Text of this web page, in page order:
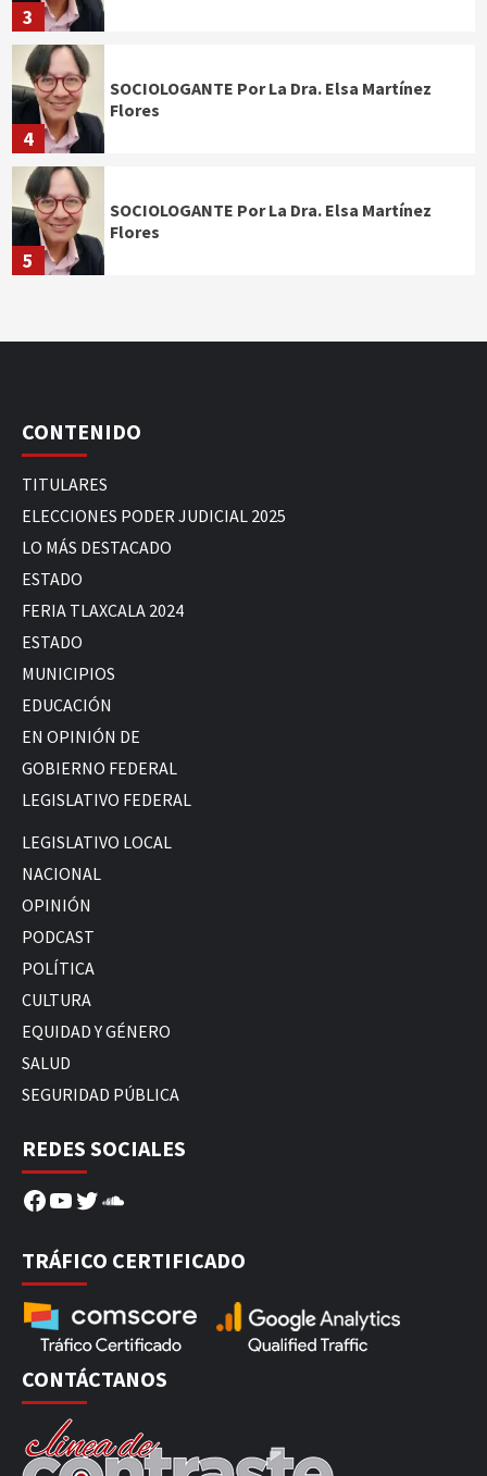
3
4
SOCIOLOGANTE Por La Dra. Elsa Martínez
Flores
5
SOCIOLOGANTE Por La Dra. Elsa Martínez
Flores
CONTENIDO
TITULARES
ELECCIONES PODER JUDICIAL 2025
LO MÁS DESTACADO
ESTADO
FERIA TLAXCALA 2024
ESTADO
MUNICIPIOS
EDUCACIÓN
EN OPINIÓN DE
GOBIERNO FEDERAL
LEGISLATIVO FEDERAL
LEGISLATIVO LOCAL
NACIONAL
OPINIÓN
PODCAST
POLÍTICA
CULTURA
EQUIDAD Y GÉNERO
SALUD
SEGURIDAD PÚBLICA
REDES SOCIALES
Facebook
YouTube
Twitter
SoundCloud
TRÁFICO CERTIFICADO
CONTÁCTANOS